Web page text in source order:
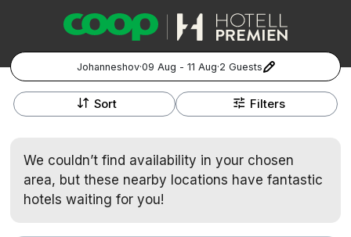
Johanneshov·09 Aug - 11 Aug·2 Guests
Popular Destinations:
Stockholm
Göteborg
Sort Filters
+
−
We couldn’t find availability in your chosen
area, but these nearby locations have fantastic
hotels waiting for you!